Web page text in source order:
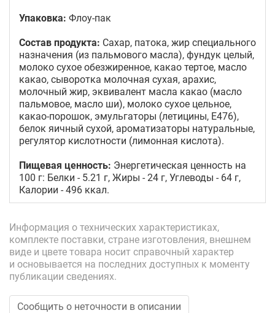
Упаковка: Флоу-пак
Состав продукта: Сахар, патока, жир специального
назначения (из пальмового масла), фундук целый,
молоко сухое обезжиренное, какао тертое, масло
какао, сыворотка молочная сухая, арахис,
молочный жир, эквивалент масла какао (масло
пальмовое, масло ши), молоко сухое цельное,
какао-порошок, эмульгаторы (летицины, E476),
белок яичный сухой, ароматизаторы натуральные,
регулятор кислотности (лимонная кислота).
Пищевая ценность: Энергетическая ценность на
100 г: Белки - 5.21 г, Жиры - 24 г, Углеводы - 64 г,
Калории - 496 ккал.
Информация о технических характеристиках,
комплекте поставки, стране изготовления, внешнем
виде и цвете товара носит справочный характер
и основывается на последних доступных к моменту
публикации сведениях.
Сообщить о неточности в описании